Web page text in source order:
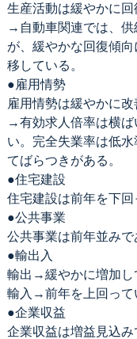
生産活動は緩やかに回
→自動車関連では、供
が、緩やかな回復傾
移している。
●雇用情勢
雇用情勢は緩やかに改
→有効求人倍率は横ば
い。完全失業率は低
てばらつきがある。
●住宅建設
住宅建設は前年を下回
●公共事業
公共事業は前年並みで
●輸出入
輸出→緩やかに増加し
輸入→前年を上回って
●企業収益
企業収益は増益見込み